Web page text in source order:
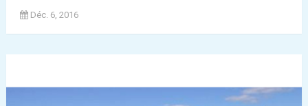
Déc. 6, 2016